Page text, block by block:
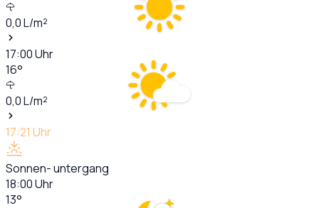
0,0L/m²
17:00Uhr
16°
0,0L/m²
17:21 Uhr
Sonnen- untergang
18:00Uhr
13°